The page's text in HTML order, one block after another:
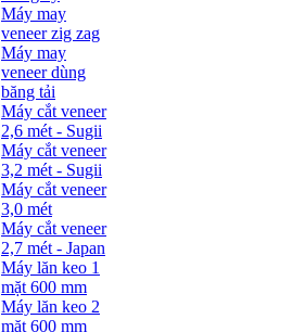
Máy may
veneer zig zag
Máy may
veneer dùng
băng tải
Máy cắt veneer
2,6 mét - Sugii
Máy cắt veneer
3,2 mét - Sugii
Máy cắt veneer
3,0 mét
Máy cắt veneer
2,7 mét - Japan
Máy lăn keo 1
mặt 600 mm
Máy lăn keo 2
mặt 600 mm